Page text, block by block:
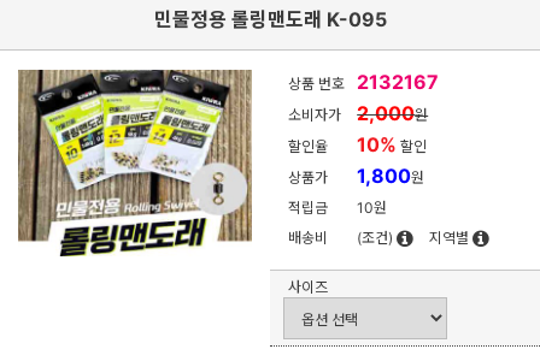
민물정용 롤링맨도래 K-095
상품 번호 2132167
소비자가 2,000원
할인율
10% 할인
상품가
1,800원
적립금
10원
배송비
(조건) 지역별
사이즈